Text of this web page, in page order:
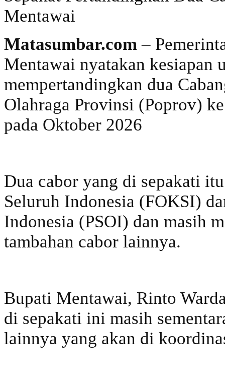
Matasumbar.com –
Mentawai nyatakan kesiapan
mempertandingkan dua
Olahraga Provinsi (Poprov)
pada Oktober 2026
Dua cabor yang di sepakati
Seluruh Indonesia (FOKSI)
Indonesia (PSOI) dan masih
tambahan cabor lainnya.
Bupati Mentawai, Rinto
di sepakati ini masih
lainnya yang akan di